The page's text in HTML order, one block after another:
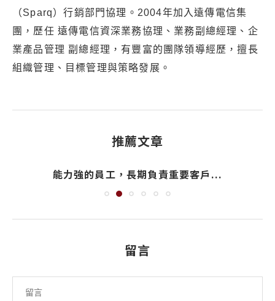
（Sparq）行銷部門協理。2004年加入遠傳電信集
團，歷任 遠傳電信資深業務協理、業務副總經理、企
業產品管理 副總經理，有豐富的團隊領導經歷，擅長
組織管理、目標管理與策略發展。
推薦文章
能力強的員工，長期負責重要客戶...
留言